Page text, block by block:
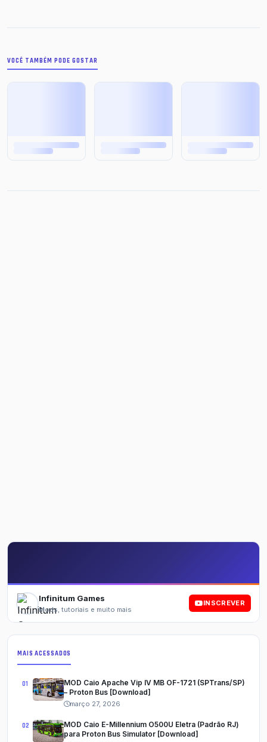
VOCÊ TAMBÉM PODE GOSTAR
Infinitum Games
Mods, tutoriais e muito mais
INSCREVER
MAIS ACESSADOS
MOD Caio Apache Vip IV MB OF-1721 (SPTrans/SP)
– Proton Bus [Download]
março 27, 2026
MOD Caio E-Millennium O500U Eletra (Padrão RJ)
para Proton Bus Simulator [Download]